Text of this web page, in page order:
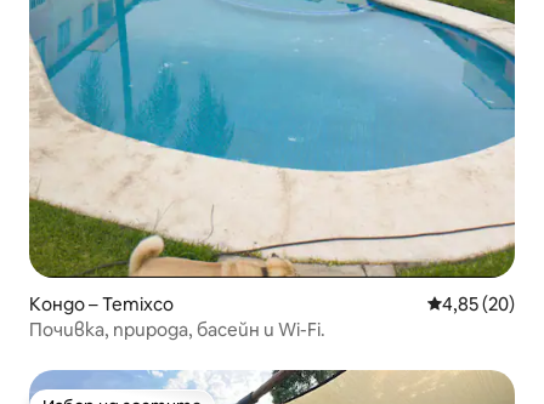
Кондо – Temixco Средна
4,85 (20)
Почивка, природа, басейн и Wi-Fi.